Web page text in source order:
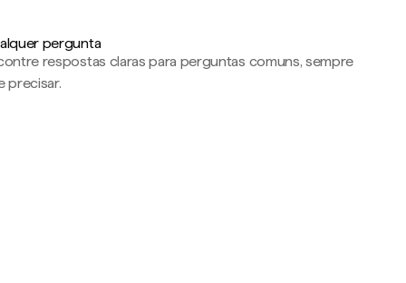
pergunta
respostas claras para perguntas comuns, sempre
precisar.